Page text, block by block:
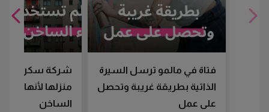
فتاة في مالمو ترسل السيرة
الذاتية بطريقة غريبة وتحصل
على عمل
شركة سكن
منزلها لأنها لم
الساخن